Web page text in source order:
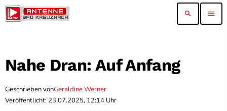
search menu
Nahe Dran: Auf Anfang
Geschrieben vonGeraldine Werner
Veröffentlicht: 23.07.2025, 12:14 Uhr